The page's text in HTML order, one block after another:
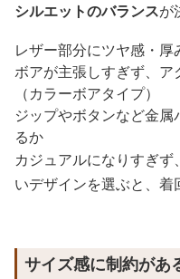
シルエットのバランスが
レザー部分にツヤ感・厚
ボアが主張しすぎず、
（カラーボアタイプ）
ジップやボタンなど金
るか
カジュアルになりすぎ
いデザインを選ぶと、着
サイズ感に制約があ